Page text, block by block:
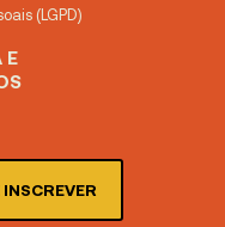
(LGPD)
E